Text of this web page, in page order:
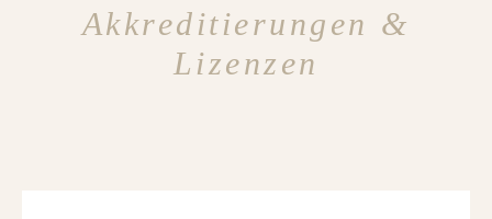
Akkreditierungen &
Lizenzen